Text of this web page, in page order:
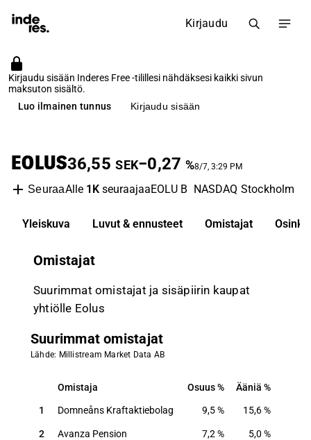
Kirjaudu
Kirjaudu sisään Inderes Free -tilillesi nähdäksesi kaikki sivun
maksuton sisältö.
Luo ilmainen tunnus
Kirjaudu sisään
EOLUS36,55 SEK−0,27 %8/7, 3:29 PM
SeuraaAlle 1KseuraajaaEOLU B NASDAQ Stockholm
Yleiskuva Luvut & ennusteet Omistajat Osinko
Omistajat
Suurimmat omistajat ja sisäpiirin kaupat
yhtiölle Eolus
Suurimmat omistajat
Lähde: Millistream Market Data AB
Omistaja Osuus Ääniä
Omistaja Osuus Ääniä
1 Domneåns Kraftaktiebolag 9,5% 15,6%
2 Avanza Pension 7,2 % 5,0 %